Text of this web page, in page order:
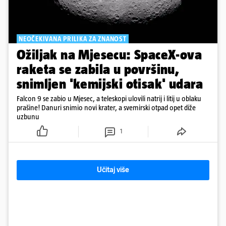
NEOČEKIVANA PRILIKA ZA ZNANOST
Ožiljak na Mjesecu: SpaceX-ova
raketa se zabila u površinu,
snimljen 'kemijski otisak' udara
Falcon 9 se zabio u Mjesec, a teleskopi ulovili natrij i litij u oblaku
prašine! Danuri snimio novi krater, a svemirski otpad opet diže
uzbunu
1
Učitaj više